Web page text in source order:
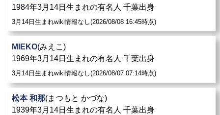
1984年3月14日生まれの有名人 千葉出身
3月14日生まれwiki情報なし(2026/08/08 16:45時点)
MIEKO(みえこ)
1969年3月14日生まれの有名人 千葉出身
3月14日生まれwiki情報なし(2026/08/07 07:14時点)
松本 和那(まつもと かづな)
1939年3月14日生まれの有名人 千葉出身